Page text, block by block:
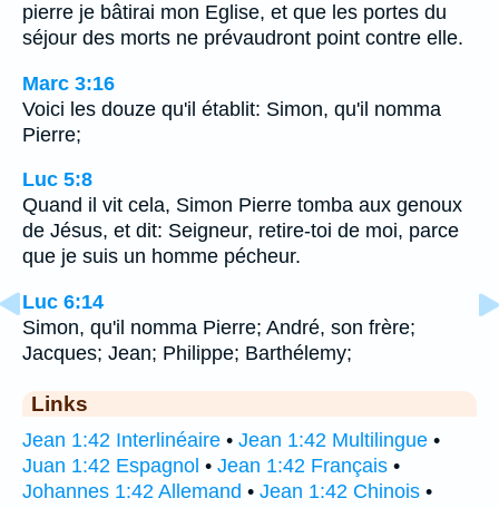
pierre je bâtirai mon Eglise, et que les portes du
séjour des morts ne prévaudront point contre elle.
Marc 3:16
Voici les douze qu'il établit: Simon, qu'il nomma
Pierre;
Luc 5:8
Quand il vit cela, Simon Pierre tomba aux genoux
de Jésus, et dit: Seigneur, retire-toi de moi, parce
que je suis un homme pécheur.
Luc 6:14
Simon, qu'il nomma Pierre; André, son frère;
Jacques; Jean; Philippe; Barthélemy;
Links
Jean 1:42 Interlinéaire • Jean 1:42 Multilingue •
Juan 1:42 Espagnol • Jean 1:42 Français •
Johannes 1:42 Allemand • Jean 1:42 Chinois •